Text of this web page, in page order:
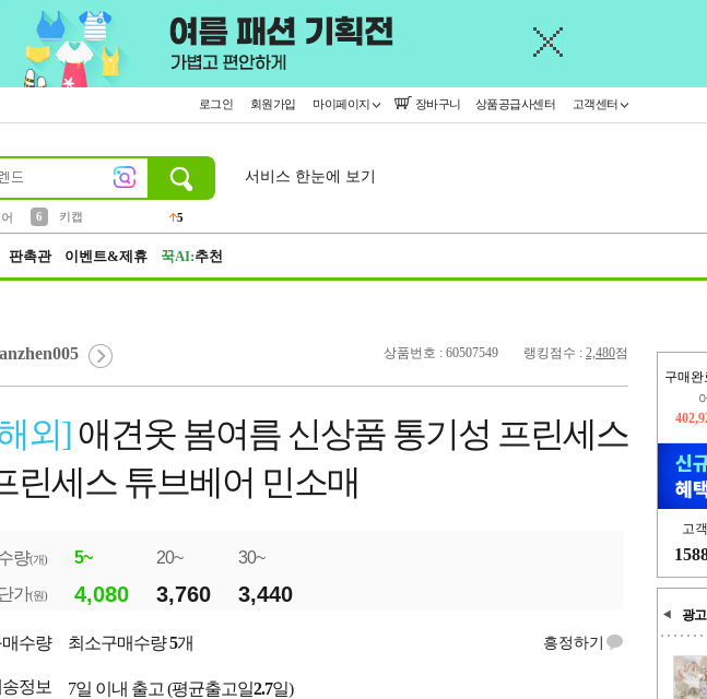
로그인 회원가입 마이페이지 장바구니 상품공급사센터 고객센터
6
키캡
5
서비스 한눈에 보기
판촉관 이벤트&제휴 꾹AI:추천
구매완
고
광고
상품번호 : 60507549 랭킹점수 : 2,480점
외]애견옷 봄여름 신상품 통기성 프린세스
린세스 튜브베어 민소매
량(개) 5~ 20~
30~
가(원) 4,080 3,760 3,440
수량 최소구매수량5개 흥정하기
정보 7일 이내 출고 (평균출고일2.7일)